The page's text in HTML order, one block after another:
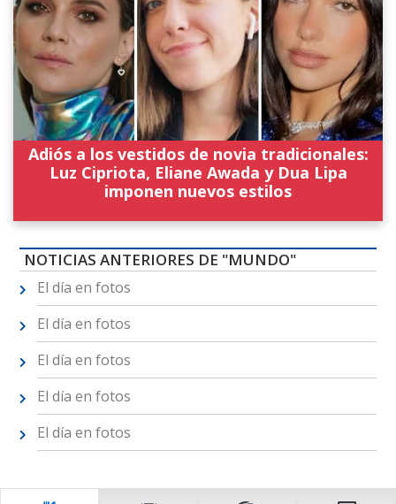
Adiós a los vestidos de novia tradicionales:
Luz Cipriota, Eliane Awada y Dua Lipa
imponen nuevos estilos
NOTICIAS ANTERIORES DE "MUNDO"
El día en fotos
El día en fotos
El día en fotos
El día en fotos
El día en fotos